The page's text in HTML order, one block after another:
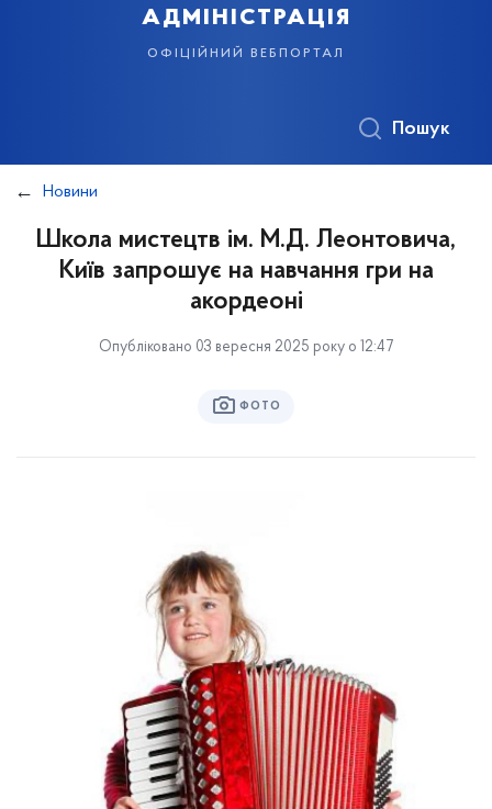
адміністрація
офіційний вебпортал
Пошук
Новини
Школа мистецтв ім. М.Д. Леонтовича,
Київ запрошує на навчання гри на
акордеоні
Опубліковано 03 вересня 2025 року о 12:47
ФОТО